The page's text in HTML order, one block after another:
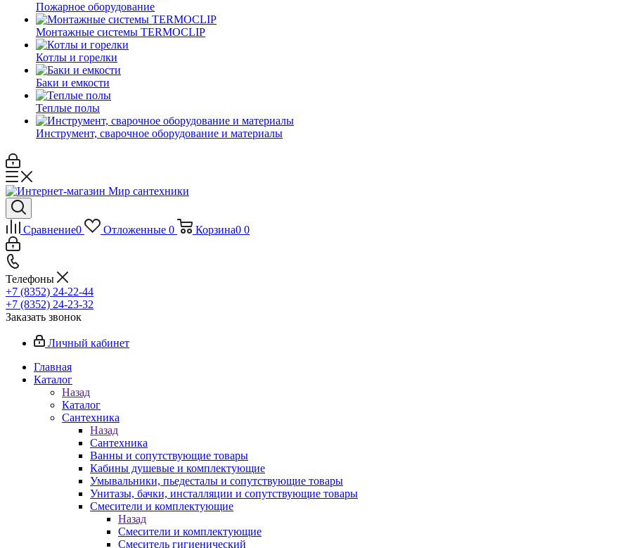
Пожарное оборудование
Монтажные системы TERMOCLIP
Котлы и горелки
Баки и емкости
Теплые полы
Инструмент, сварочное оборудование и материалы
Сравнение0 Отложенные 0 Корзина0 0
Телефоны
+7 (8352) 24-22-44
+7 (8352) 24-23-32
Заказать звонок
Личный кабинет
Главная
Каталог
Назад
Каталог
Сантехника
Назад
Сантехника
Ванны и сопутствующие товары
Кабины душевые и комплектующие
Умывальники, пьедесталы и сопутствующие товары
Унитазы, бачки, инсталляции и сопутствующие товары
Смесители и комплектующие
Назад
Смесители и комплектующие
Смеситель гигиенический